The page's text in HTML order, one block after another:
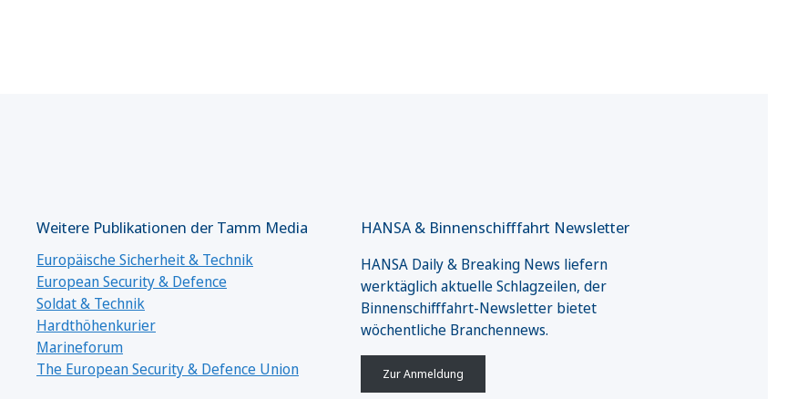
Weitere Publikationen der Tamm Media
Europäische Sicherheit & Technik
European Security & Defence
Soldat & Technik
Hardthöhenkurier
Marineforum
The European Security & Defence Union
HANSA & Binnenschifffahrt Newsletter
HANSA Daily & Breaking News liefern
werktäglich aktuelle Schlagzeilen, der
Binnenschifffahrt-Newsletter bietet
wöchentliche Branchennews.
Zur Anmeldung